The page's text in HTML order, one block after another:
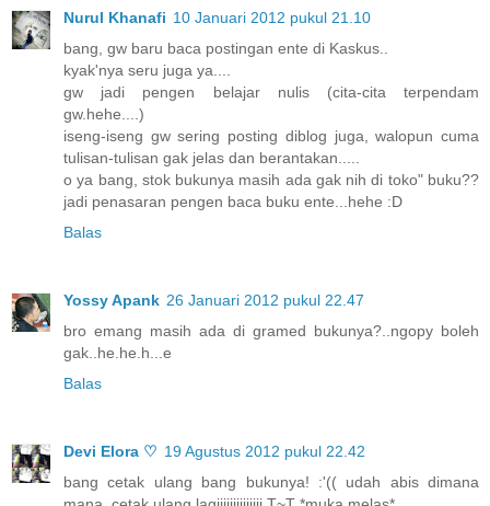
Nurul Khanafi 10 Januari 2012 pukul 21.10
bang, gw baru baca postingan ente di Kaskus..
kyak'nya seru juga ya....
gw jadi pengen belajar nulis (cita-cita terpendam
gw.hehe....)
iseng-iseng gw sering posting diblog juga, walopun cuma
tulisan-tulisan gak jelas dan berantakan.....
o ya bang, stok bukunya masih ada gak nih di toko" buku??
jadi penasaran pengen baca buku ente...hehe :D
Balas
Yossy Apank 26 Januari 2012 pukul 22.47
bro emang masih ada di gramed bukunya?..ngopy boleh
gak..he.he.h...e
Balas
Devi Elora ♡ 19 Agustus 2012 pukul 22.42
bang cetak ulang bang bukunya! :'(( udah abis dimana